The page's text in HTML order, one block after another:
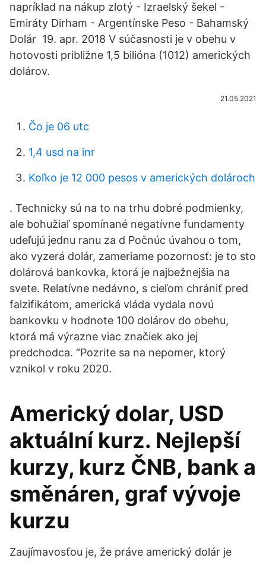
napríklad na nákup zlotý - Izraelský šekel -
Emiráty Dirham - Argentínske Peso - Bahamský
Dolár 19. apr. 2018 V súčasnosti je v obehu v
hotovosti približne 1,5 bilióna (1012) amerických
dolárov.
21.05.2021
Čo je 06 utc
1,4 usd na inr
Koľko je 12 000 pesos v amerických dolároch
. Technicky sú na to na trhu dobré podmienky,
ale bohužiaľ spomínané negatívne fundamenty
udeľujú jednu ranu za d Počnúc úvahou o tom,
ako vyzerá dolár, zameriame pozornosť: je to sto
dolárová bankovka, ktorá je najbežnejšia na
svete. Relatívne nedávno, s cieľom chrániť pred
falzifikátom, americká vláda vydala novú
bankovku v hodnote 100 dolárov do obehu,
ktorá má výrazne viac značiek ako jej
predchodca. “Pozrite sa na nepomer, ktorý
vznikol v roku 2020.
Americký dolar, USD
aktuální kurz. Nejlepší
kurzy, kurz ČNB, bank a
směnáren, graf vývoje
kurzu
Zaujímavosťou je, že práve americký dolár je